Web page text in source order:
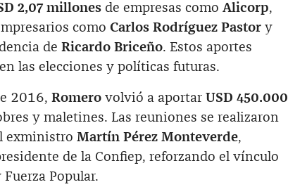
2,07 millones de empresas como Alicorp,
como Carlos Rodríguez Pastor y
de Ricardo Briceño. Estos aportes
las elecciones y políticas futuras.
2016, Romero volvió a aportar USD 450.000
y maletines. Las reuniones se realizaron
exministro Martín Pérez Monteverde,
de la Confiep, reforzando el vínculo
Popular.